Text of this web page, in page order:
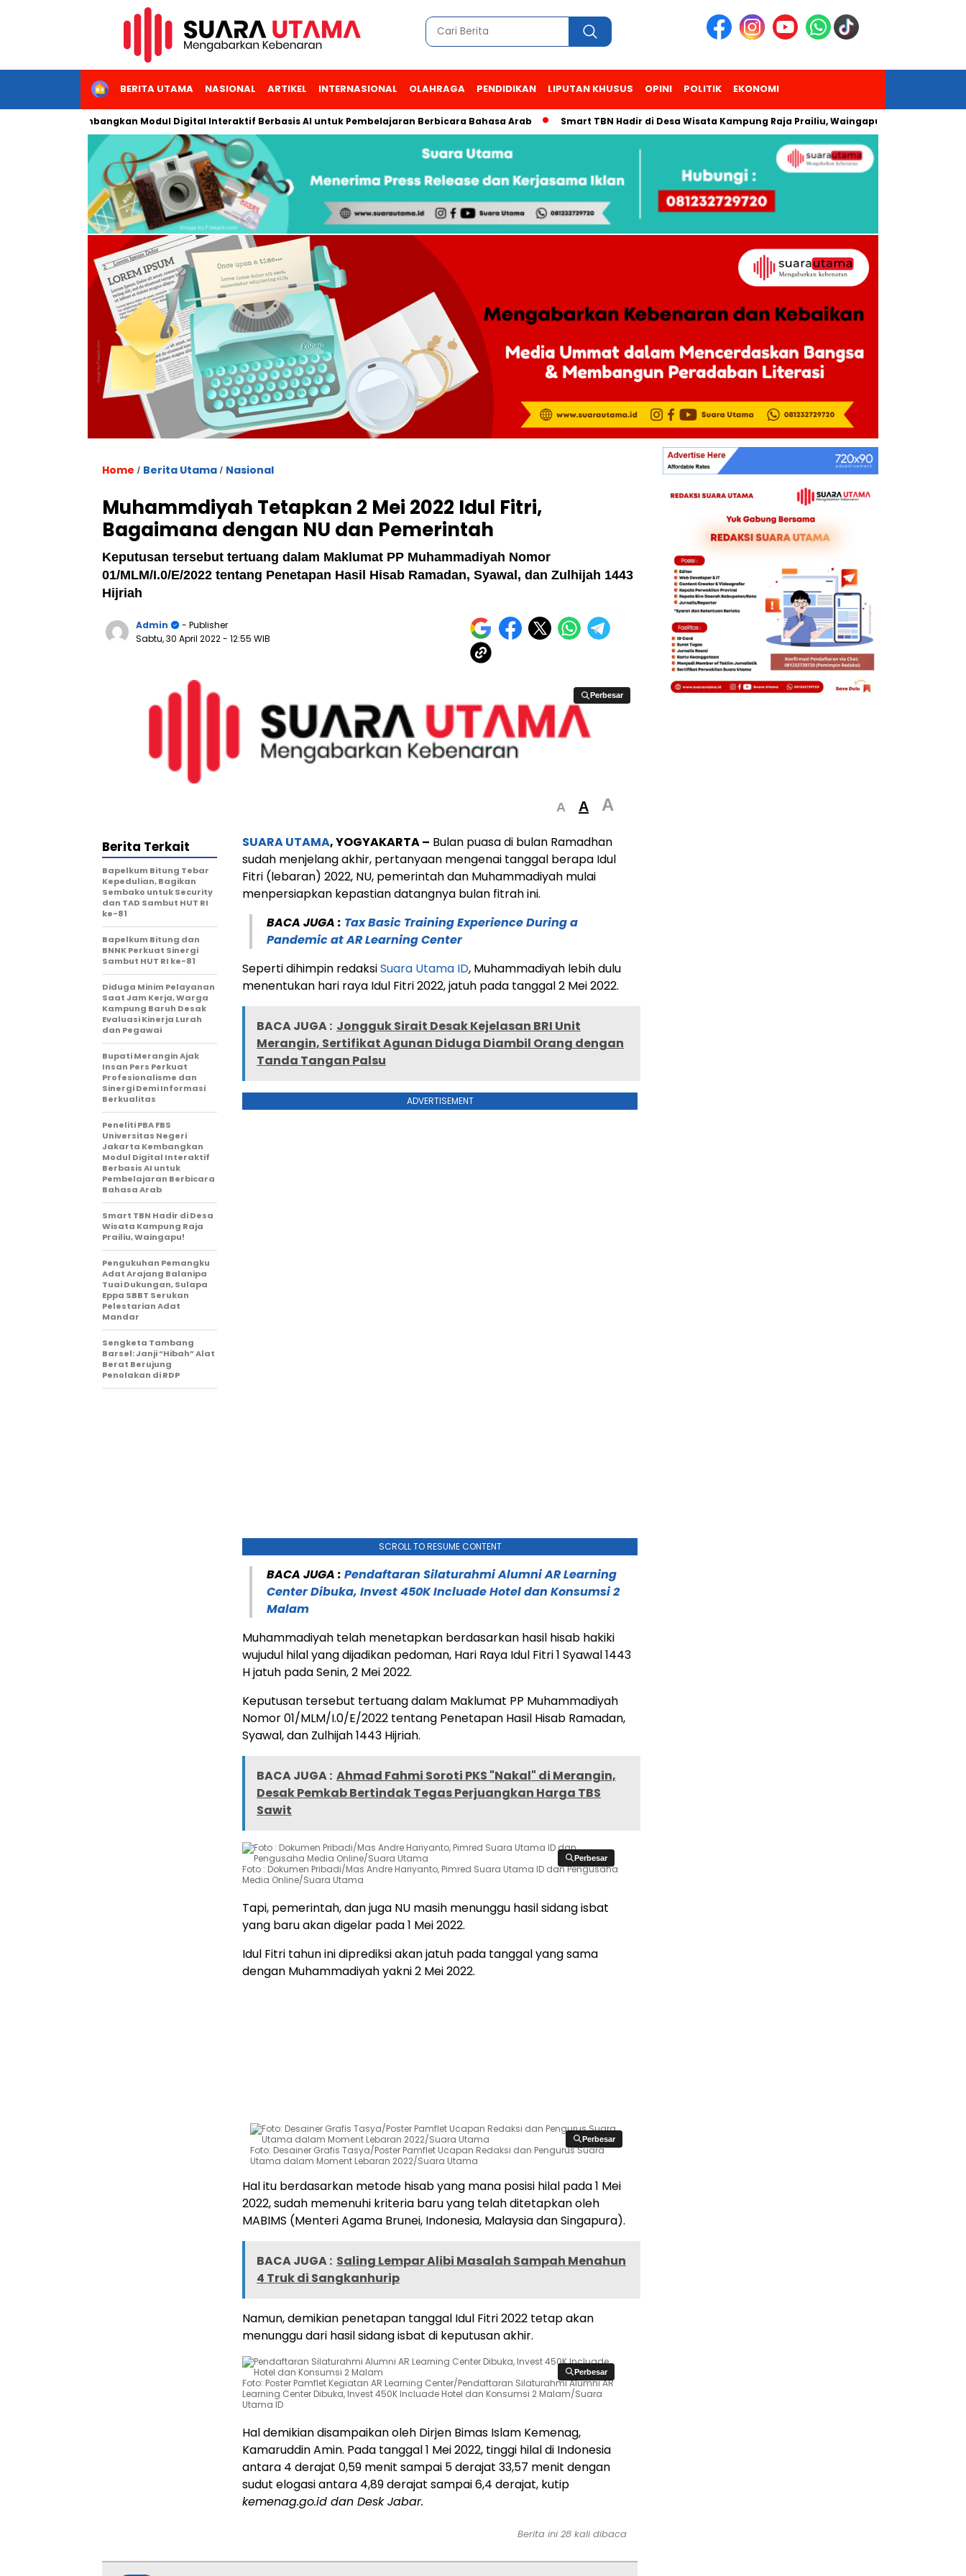
HOMEBERITA UTAMA NASIONAL ARTIKEL INTERNASIONAL OLAHRAGA PENDIDIKAN LIPUTAN KHUSUS OPINI POLITIK EKONOMI
Kembangkan Modul Digital Interaktif Berbasis AI untuk Pembelajaran Berbicara Bahasa Arab Smart TBN Hadir di Desa Wisata Kampung Raja Prailiu, Waingapu!
Home / Berita Utama / Nasional
Muhammdiyah Tetapkan 2 Mei 2022 Idul Fitri,
Bagaimana dengan NU dan Pemerintah
Keputusan tersebut tertuang dalam Maklumat PP Muhammadiyah Nomor
01/MLM/I.0/E/2022 tentang Penetapan Hasil Hisab Ramadan, Syawal, dan Zulhijah 1443
Hijriah
Admin
- Publisher
Sabtu, 30 April 2022- 12:55 WIB
Perbesar
Perbesar
A A A
SUARA UTAMA, YOGYAKARTA – Bulan puasa di bulan Ramadhan
sudah menjelang akhir, pertanyaan mengenai tanggal berapa Idul
Fitri (lebaran) 2022, NU, pemerintah dan Muhammadiyah mulai
menpersiapkan kepastian datangnya bulan fitrah ini.
BACA JUGA : Tax Basic Training Experience During a
Pandemic at AR Learning Center
Seperti dihimpin redaksiSuara Utama ID, Muhammadiyah lebih dulu
menentukan hari raya Idul Fitri 2022, jatuh pada tanggal 2 Mei 2022.
BACA JUGA : Jongguk Sirait Desak Kejelasan BRI Unit
Merangin, Sertifikat Agunan Diduga Diambil Orang dengan
Tanda Tangan Palsu
ADVERTISEMENT
SCROLL TO RESUME CONTENT
BACA JUGA : Pendaftaran Silaturahmi Alumni AR Learning
Center Dibuka, Invest 450K Incluade Hotel dan Konsumsi 2
Malam
Muhammadiyah telah menetapkan berdasarkan hasil hisab hakiki
wujudul hilal yang dijadikan pedoman, Hari Raya Idul Fitri 1 Syawal 1443
H jatuh pada Senin, 2 Mei 2022.
Keputusan tersebut tertuang dalam Maklumat PP Muhammadiyah
Nomor 01/MLM/I.0/E/2022 tentang Penetapan Hasil Hisab Ramadan,
Syawal, dan Zulhijah 1443 Hijriah.
BACA JUGA : Ahmad Fahmi Soroti PKS "Nakal" di Merangin,
Desak Pemkab Bertindak Tegas Perjuangkan Harga TBS
Sawit
Perbesar
Perbesar
Foto : Dokumen Pribadi/Mas Andre Hariyanto, Pimred Suara Utama ID dan Pengusaha
Media Online/Suara Utama
Tapi, pemerintah, dan juga NU masih menunggu hasil sidang isbat
yang baru akan digelar pada 1 Mei 2022.
Idul Fitri tahun ini diprediksi akan jatuh pada tanggal yang sama
dengan Muhammadiyah yakni 2 Mei 2022.
Perbesar
Perbesar
Foto: Desainer Grafis Tasya/Poster Pamflet Ucapan Redaksi dan Pengurus Suara
Utama dalam Moment Lebaran 2022/Suara Utama
Hal itu berdasarkan metode hisab yang mana posisi hilal pada 1 Mei
2022, sudah memenuhi kriteria baru yang telah ditetapkan oleh
MABIMS (Menteri Agama Brunei, Indonesia, Malaysia dan Singapura).
BACA JUGA : Saling Lempar Alibi Masalah Sampah Menahun
4 Truk di Sangkanhurip
Namun, demikian penetapan tanggal Idul Fitri 2022 tetap akan
menunggu dari hasil sidang isbat di keputusan akhir.
Perbesar
Perbesar
Foto: Poster Pamflet Kegiatan AR Learning Center/Pendaftaran Silaturahmi Alumni AR
Learning Center Dibuka, Invest 450K Incluade Hotel dan Konsumsi 2 Malam/Suara
Utama ID
Hal demikian disampaikan oleh Dirjen Bimas Islam Kemenag,
Kamaruddin Amin. Pada tanggal 1 Mei 2022, tinggi hilal di Indonesia
antara 4 derajat 0,59 menit sampai 5 derajat 33,57 menit dengan
sudut elogasi antara 4,89 derajat sampai 6,4 derajat, kutip
kemenag.go.id dan Desk Jabar.
Berita Terkait
Bapelkum Bitung Tebar
Kepedulian, Bagikan
Sembako untuk Security
dan TAD Sambut HUT RI
ke-81
Bapelkum Bitung dan
BNNK Perkuat Sinergi
Sambut HUT RI ke-81
Diduga Minim Pelayanan
Saat Jam Kerja, Warga
Kampung Baruh Desak
Evaluasi Kinerja Lurah
dan Pegawai
Bupati Merangin Ajak
Insan Pers Perkuat
Profesionalisme dan
Sinergi Demi Informasi
Berkualitas
Peneliti PBA FBS
Universitas Negeri
Jakarta Kembangkan
Modul Digital Interaktif
Berbasis AI untuk
Pembelajaran Berbicara
Bahasa Arab
Smart TBN Hadir di Desa
Wisata Kampung Raja
Prailiu, Waingapu!
Pengukuhan Pemangku
Adat Arajang Balanipa
Tuai Dukungan, Sulapa
Eppa SBBT Serukan
Pelestarian Adat
Mandar
Sengketa Tambang
Barsel: Janji “Hibah” Alat
Berat Berujung
Penolakan di RDP
Berita ini 28 kali dibaca